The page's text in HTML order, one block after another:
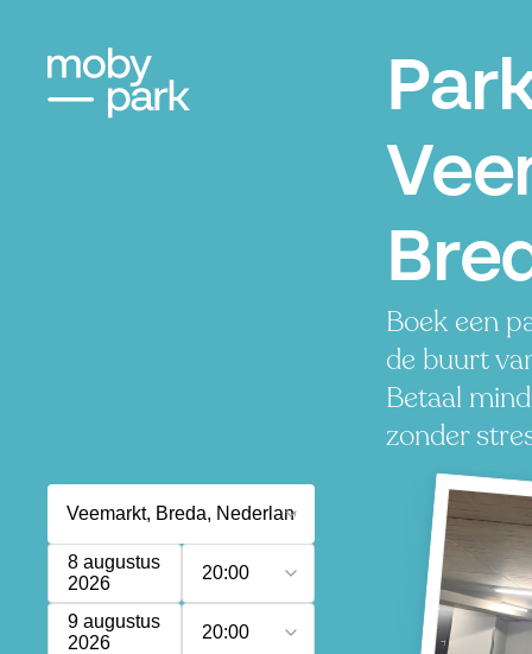
Boek een
de buurt
Betaal
zonder
8 augustus
2026
20:00
9 augustus
2026
20:00